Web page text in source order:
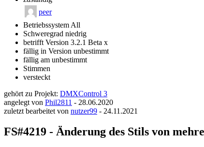
peer
Betriebssystem All
Schweregrad niedrig
betrifft Version 3.2.1 Beta x
fällig in Version unbestimmt
fällig am unbestimmt
Stimmen
versteckt
gehört zu Projekt: DMXControl 3
angelegt von Phil2811 - 28.06.2020
zuletzt bearbeitet von nutzer99 - 24.11.2021
FS#4219 - Änderung des Stils von